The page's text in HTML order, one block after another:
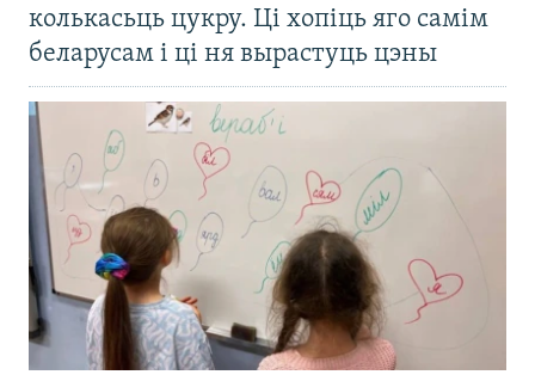
колькасьць цукру. Ці хопіць яго самім
беларусам і ці ня вырастуць цэны